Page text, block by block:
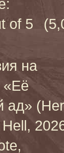
на
ад» (Her